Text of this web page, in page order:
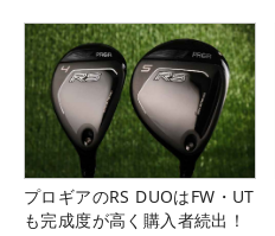
プロギアのRS DUOはFW・UT
も完成度が高く購入者続出！